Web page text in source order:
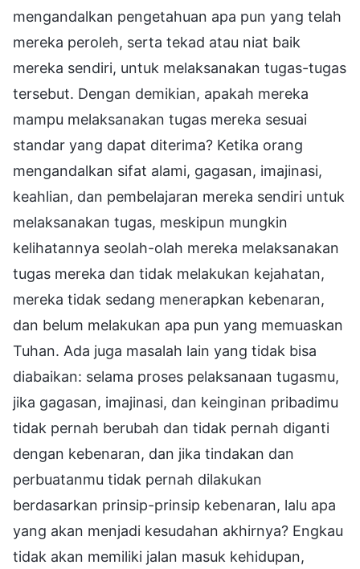
mengandalkan pengetahuan apa pun yang telah
mereka peroleh, serta tekad atau niat baik
mereka sendiri, untuk melaksanakan tugas-tugas
tersebut. Dengan demikian, apakah mereka
mampu melaksanakan tugas mereka sesuai
standar yang dapat diterima? Ketika orang
mengandalkan sifat alami, gagasan, imajinasi,
keahlian, dan pembelajaran mereka sendiri untuk
melaksanakan tugas, meskipun mungkin
kelihatannya seolah-olah mereka melaksanakan
tugas mereka dan tidak melakukan kejahatan,
mereka tidak sedang menerapkan kebenaran,
dan belum melakukan apa pun yang memuaskan
Tuhan. Ada juga masalah lain yang tidak bisa
diabaikan: selama proses pelaksanaan tugasmu,
jika gagasan, imajinasi, dan keinginan pribadimu
tidak pernah berubah dan tidak pernah diganti
dengan kebenaran, dan jika tindakan dan
perbuatanmu tidak pernah dilakukan
berdasarkan prinsip-prinsip kebenaran, lalu apa
yang akan menjadi kesudahan akhirnya? Engkau
tidak akan memiliki jalan masuk kehidupan,